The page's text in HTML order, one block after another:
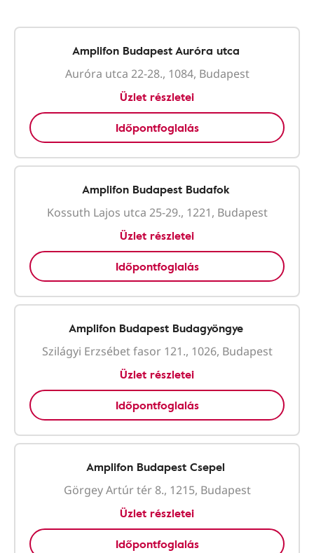
Amplifon Budapest Auróra utca
Auróra utca 22-28., 1084, Budapest
Üzlet részletei
Időpontfoglalás
Amplifon Budapest Budafok
Kossuth Lajos utca 25-29., 1221, Budapest
Üzlet részletei
Időpontfoglalás
Amplifon Budapest Budagyöngye
Szilágyi Erzsébet fasor 121., 1026, Budapest
Üzlet részletei
Időpontfoglalás
Amplifon Budapest Csepel
Görgey Artúr tér 8., 1215, Budapest
Üzlet részletei
Időpontfoglalás